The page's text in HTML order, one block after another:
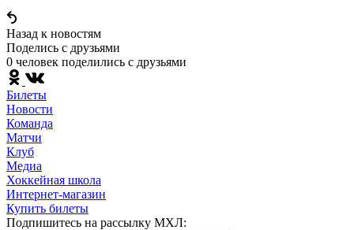
Назад к новостям
Поделись c друзьями
0 человек поделились c друзьями
Билеты
Новости
Команда
Матчи
Клуб
Медиа
Хоккейная школа
Интернет-магазин
Купить билеты
Подпишитесь на рассылку МХЛ: